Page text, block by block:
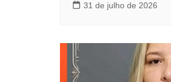
t
31 de julho de 2026